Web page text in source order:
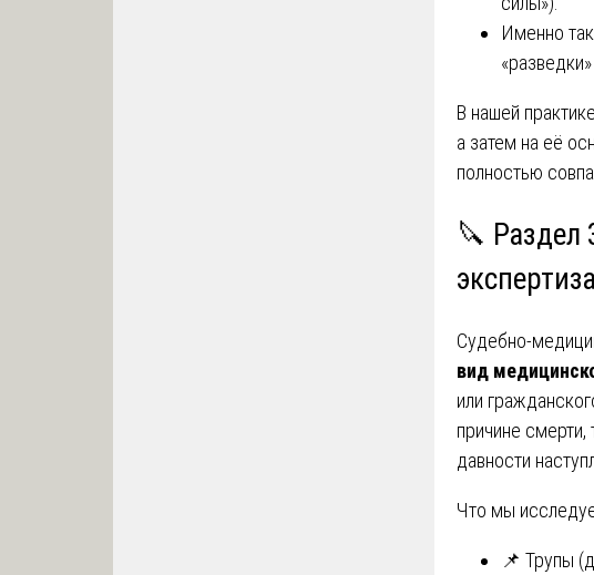
Именно
В нашей
а затем на её
полностью
🔪 Раздел
Судебно-
вид
или
причине
давности
Что мы
📌 Трупы